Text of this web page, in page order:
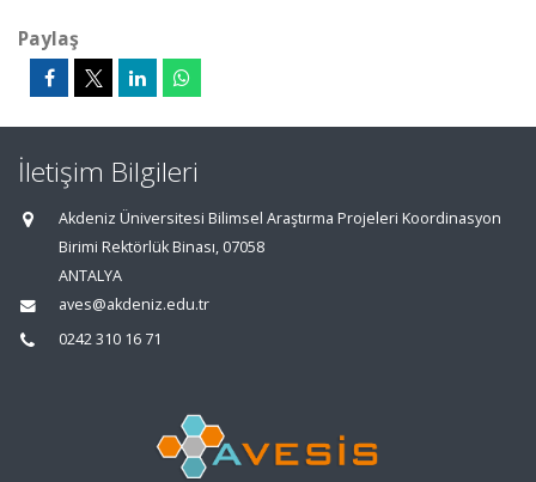
Paylaş
İletişim Bilgileri
Akdeniz Üniversitesi Bilimsel Araştırma Projeleri Koordinasyon
Birimi Rektörlük Binası, 07058
ANTALYA
aves@akdeniz.edu.tr
0242 310 16 71